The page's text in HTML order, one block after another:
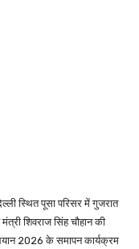
स्थित पूसा परिसर में गुजरात
शिवराज सिंह चौहान की
2026 के समापन कार्यक्रम